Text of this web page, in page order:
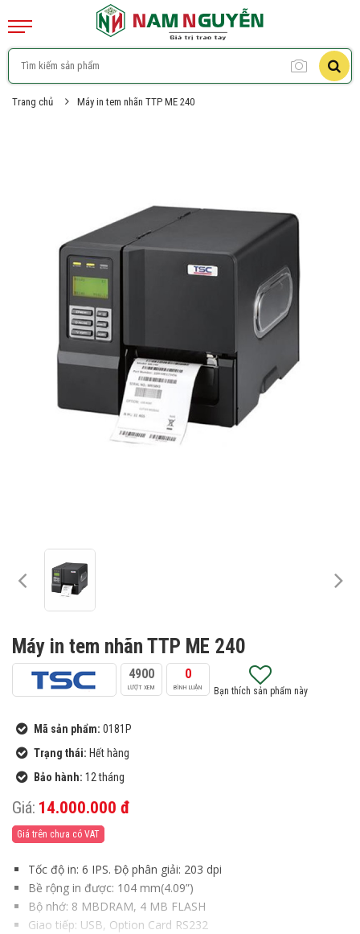
Trang chủ Máy in tem nhãn TTP ME 240
Máy in tem nhãn TTP ME 240
4900
LƯỢT XEM
0
BÌNH LUẬN Bạn thích sản phẩm này
Mã sản phẩm: 0181P
Trạng thái: Hết hàng
Bảo hành: 12 tháng
Giá: 14.000.000 đ
Giá trên chưa có VAT
Tốc độ in: 6 IPS. Độ phân giải: 203 dpi
Bề rộng in được: 104 mm(4.09”)
Bộ nhớ: 8 MBDRAM, 4 MB FLASH
Giao tiếp: USB, Option Card RS232